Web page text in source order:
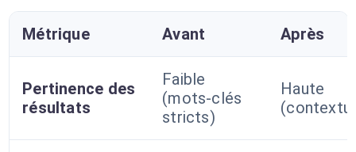
Métrique Avant Après
Pertinence des
résultats
Faible
(mots-clés
stricts)
Haute